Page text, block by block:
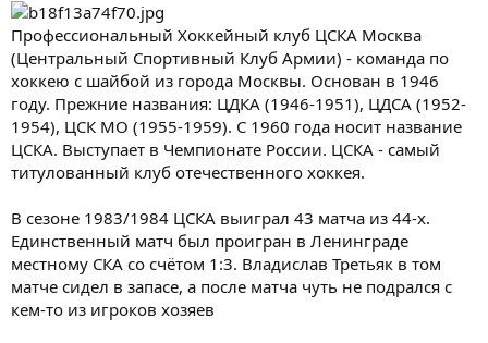
Профессиональный Хоккейный клуб ЦСКА Москва
(Центральный Спортивный Клуб Армии) - команда по
хоккею с шайбой из города Москвы. Основан в 1946
году. Прежние названия: ЦДКА (1946-1951), ЦДСА (1952-
1954), ЦСК МО (1955-1959). С 1960 года носит название
ЦСКА. Выступает в Чемпионате России. ЦСКА - самый
титулованный клуб отечественного хоккея.
В сезоне 1983/1984 ЦСКА выиграл 43 матча из 44-х.
Единственный матч был проигран в Ленинграде
местному СКА со счётом 1:3. Владислав Третьяк в том
матче сидел в запасе, а после матча чуть не подрался с
кем-то из игроков хозяев